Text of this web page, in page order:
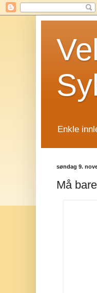
Enkle
søndag 9.
Må